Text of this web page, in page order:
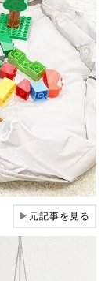
▶元記事を見る